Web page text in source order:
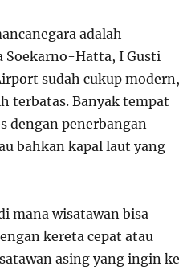
adalah
Soekarno-Hatta, I Gusti
sudah cukup modern,
terbatas. Banyak tempat
dengan penerbangan
bahkan kapal laut yang
mana wisatawan bisa
kereta cepat atau
asing yang ingin ke